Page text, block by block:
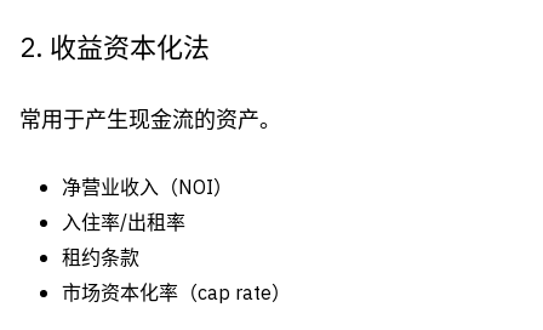
2. 收益资本化法
常用于产生现金流的资产。
净营业收入（NOI）
入住率/出租率
租约条款
市场资本化率（cap rate）